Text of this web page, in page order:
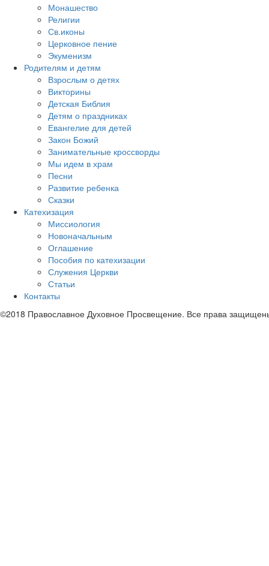
Монашество
Религии
Св.иконы
Церковное пение
Экуменизм
Родителям и детям
Взрослым о детях
Викторины
Детская Библия
Детям о праздниках
Евангелие для детей
Закон Божий
Занимательные кроссворды
Мы идем в храм
Песни
Развитие ребенка
Сказки
Катехизация
Миссиология
Новоначальным
Оглашение
Пособия по катехизации
Служения Церкви
Статьи
Контакты
©2018 Православное Духовное Просвещение. Все права